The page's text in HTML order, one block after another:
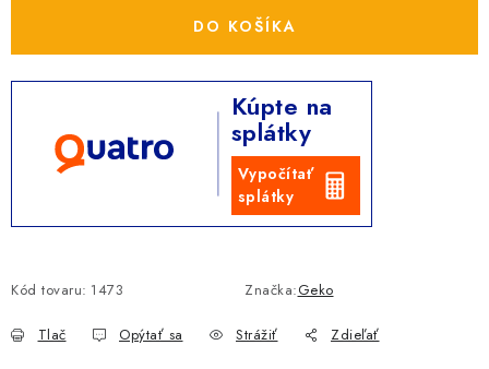
DO KOŠÍKA
Kúpte na
splátky
Vypočítať
splátky
Kód tovaru: 1473 Značka:Geko
Tlač Opýtať sa Strážiť Zdieľať